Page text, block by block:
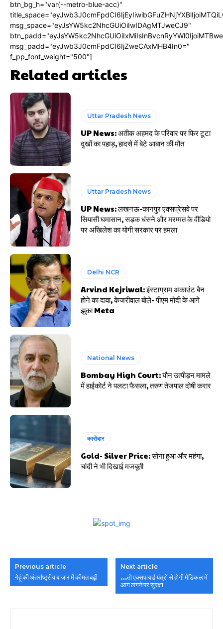
btn_bg_h="var(--metro-blue-acc)"
msg_space="eyJsYW5kc2NhcGUiOiIwIDAgMTJweCJ9"
msg_padd="eyJwb3J0cmFpdCI6IjZweCAxMHB4In0="
f_pp_font_weight="500"]
Related articles
Uttar Pradesh News
UP News: अतीक अहमद के परिवार पर फिर टूटा
दुखों का पहाड़, हादसे में बेटे आबान की मौत
Uttar Pradesh News
UP News: लखनऊ-कानपुर एक्सप्रेसवे पर
सियासी घमासान, सड़क धंसने और मरम्मत के वीडियो
पर अखिलेश का योगी सरकार पर हमला
Delhi NCR
Arvind Kejriwal: इंस्टाग्राम अकाउंट बैन
होने का दावा, केजरीवाल बोले- पीएम मोदी के आगे
झुका Meta
National News
Bombay High Court: यौन उत्पीड़न मामले
में हाईकोर्ट ने पलटा फैसला, तरुण तेजपाल दोषी करार
कारोबार
Gold- Silver Price: सोना हुआ और महंगा,
चांदी ने भी दिखाई मजबूती
Previous article
गेहूं की अंतर्राष्‍ट्रीय बाजार में कीमत बढ़ी
Next article
…तो एक्सपायर्ड यंत्रों से होगी मेडिकल में
आग लगने पर सुरक्षा